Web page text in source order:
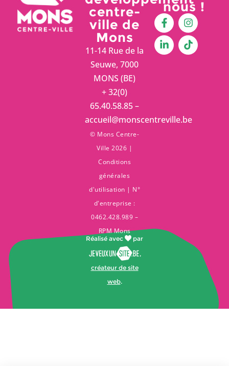
centre-
ville de
Mons
11-14 Rue de la
Seuwe, 7000
MONS (BE)
+ 32(0)
65.40.58.85 –
accueil@monscentreville.be
© Mons Centre-
Ville 2026 |
Conditions
générales
d'utilisation | N°
d'entreprise :
0462.428.989 –
RPM Mons
Réalisé avec par
,
créateur de site
web.
nous !